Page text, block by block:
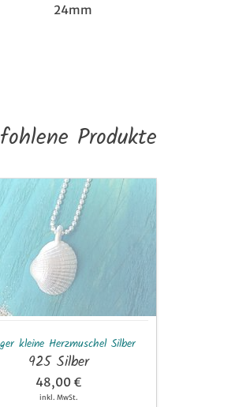
24mm
Produkte
kleine Herzmuschel Silber
925 Silber
48,00 €
inkl. MwSt.